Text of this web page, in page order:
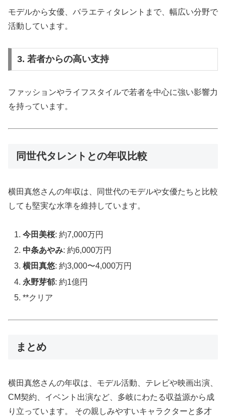
モデルから女優、バラエティタレントまで、幅広い分野で
活動しています。
3. 若者からの高い支持
ファッションやライフスタイルで若者を中心に強い影響力
を持っています。
同世代タレントとの年収比較
横田真悠さんの年収は、同世代のモデルや女優たちと比較
しても堅実な水準を維持しています。
今田美桜: 約7,000万円
中条あやみ: 約6,000万円
横田真悠: 約3,000〜4,000万円
永野芽郁: 約1億円
**クリア
まとめ
横田真悠さんの年収は、モデル活動、テレビや映画出演、
CM契約、イベント出演など、多岐にわたる収益源から成
り立っています。 その親しみやすいキャラクターと多才